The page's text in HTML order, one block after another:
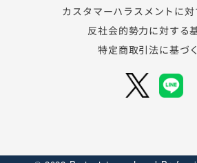
カスタマーハラスメントに
反社会的勢力に対する
特定商取引法に基づ